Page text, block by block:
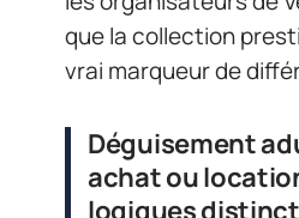
que la collection
vrai marqueur de
Déguisement
achat ou
logiques